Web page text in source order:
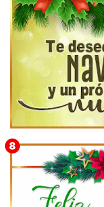
▷GIF de Feliz Navidad